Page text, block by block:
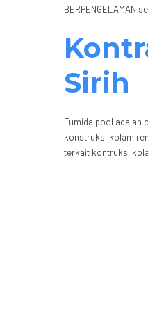
BERPENGELAMAN
Sirih
Fumida pool adalah
konstruksi kolam
terkait kontruksi